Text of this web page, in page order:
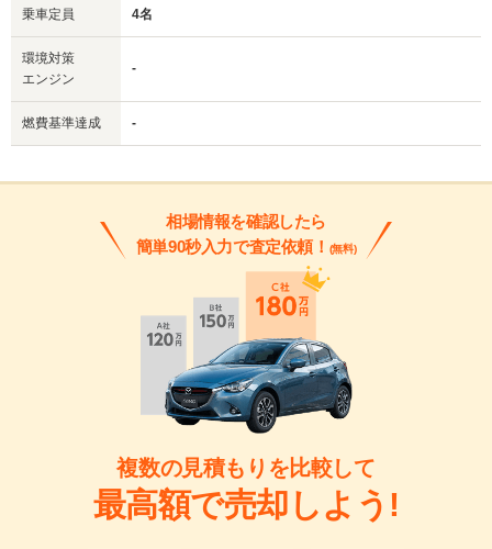
乗車定員 4名
環境対策
エンジン
-
燃費基準達成 -
相場情報を確認したら
簡単90秒入力で査定依頼！ (無料)
複数の見積もりを比較して
最高額で売却しよう!